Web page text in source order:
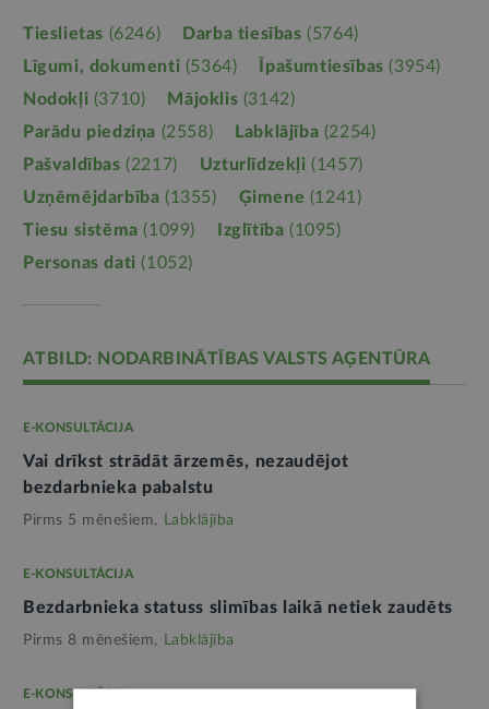
Tieslietas (6246) Darba tiesības (5764)
Līgumi, dokumenti (5364) Īpašumtiesības (3954)
Nodokļi (3710) Mājoklis (3142)
Parādu piedziņa (2558) Labklājība (2254)
Pašvaldības (2217) Uzturlīdzekļi (1457)
Uzņēmējdarbība (1355) Ģimene (1241)
Tiesu sistēma (1099) Izglītība (1095)
Personas dati (1052)
ATBILD: NODARBINĀTĪBAS VALSTS AĢENTŪRA
E-KONSULTĀCIJA
Vai drīkst strādāt ārzemēs, nezaudējot
bezdarbnieka pabalstu
Pirms 5 mēnešiem, Labklājība
E-KONSULTĀCIJA
Bezdarbnieka statuss slimības laikā netiek zaudēts
Pirms 8 mēnešiem, Labklājība
E-KONSULTĀCIJA